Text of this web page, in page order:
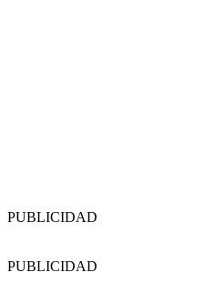
PUBLICIDAD
PUBLICIDAD